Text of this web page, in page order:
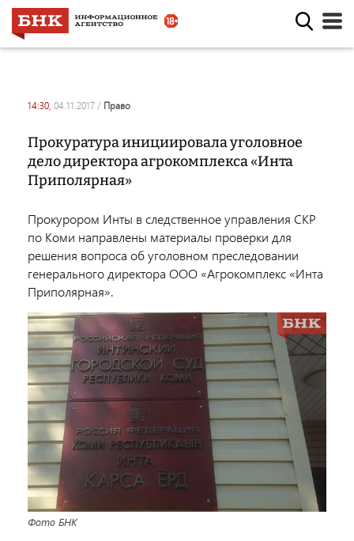
14:30, 04.11.2017 / право
Прокуратура инициировала уголовное
дело директора агрокомплекса «Инта
Приполярная»
Прокурором Инты в следственное управления СКР
по Коми направлены материалы проверки для
решения вопроса об уголовном преследовании
генерального директора ООО «Агрокомплекс «Инта
Приполярная».
Фото БНК